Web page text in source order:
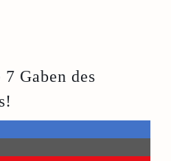
Gaben des